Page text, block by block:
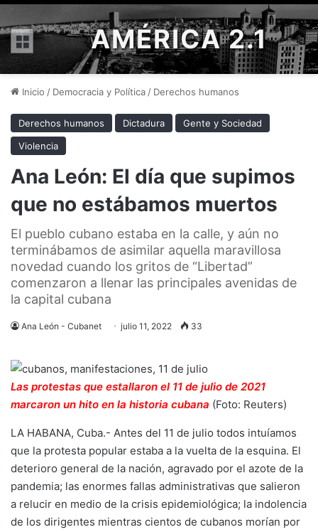
Menú AMÉRICA 2.1
Inicio / Democracia y Política / Derechos humanos
Derechos humanos Dictadura
Gente y Sociedad
Violencia
Ana León: El día que supimos
que no estábamos muertos
El pueblo cubano estaba en la calle, y aún no
terminábamos de asimilar aquella maravillosa
novedad cuando los gritos de “Libertad”
comenzaron a llenar las principales avenidas de
la capital cubana
Ana León - Cubanet julio 11, 2022 33
Las protestas que estallaron el 11 de julio de 2021
marcaron un hito en la historia cubana (Foto: Reuters)
LA HABANA, Cuba.- Antes del 11 de julio todos intuíamos
que la protesta popular estaba a la vuelta de la esquina. El
deterioro general de la nación, agravado por el azote de la
pandemia; las enormes fallas administrativas que salieron
a relucir en medio de la crisis epidemiológica; la indolencia
de los dirigentes mientras cientos de cubanos morían por